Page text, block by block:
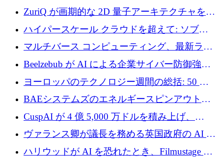
規模拡大に向けて 400 万ポンド以上を確保
ZuriQ が画期的な 2D 量子アーキテクチャを拡
張するために 2,550 万ドルを調達
ハイパースケール クラウドを超えて: ソブリ
ン コンピューティングに対する DFINITY の
ビジョン
マルチバース コンピューティング、最新ラウ
ンドで最大 5 億 7,000 万ドルを目標
Beelzebub が AI による企業サイバー防御強化
のために 300 万ユーロを調達
ヨーロッパのテクノロジー週間の総括: 50 以
上の取引に 10 億ユーロ以上を投資
BAEシステムズのエネルギースピンアウト原
子力タービンが1500万ポンドの資金調達でス
テルスから浮上
CuspAI が 4 億 5,000 万ドルを積み上げ、
Resist.UA が 5,000 万ユーロの基金を立ち上
げ、DSIT が廃止される
ヴァランス卿が議長を務める英国政府の AI タ
スクフォースが発足
ハリウッドが AI を恐れたとき、Filmustage は